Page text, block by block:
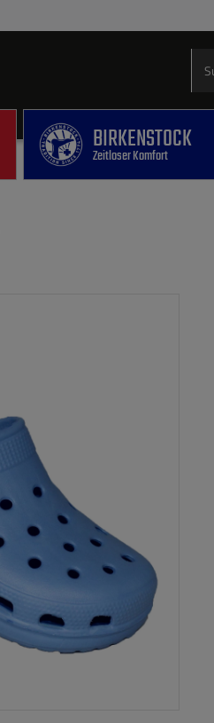
BIRKENSTOCK
Zeitloser Komfort